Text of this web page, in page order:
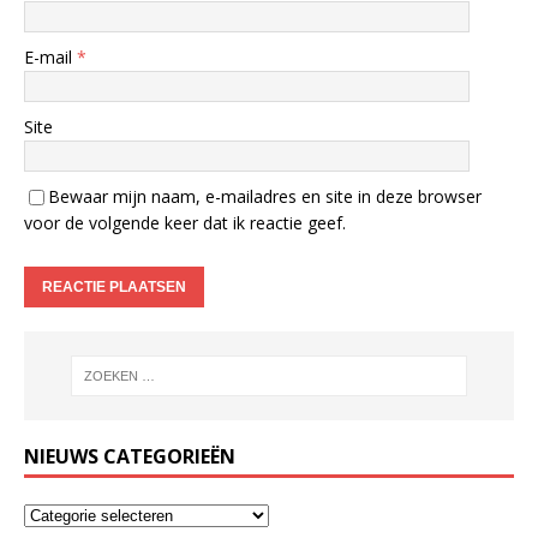
E-mail *
Site
Bewaar mijn naam, e-mailadres en site in deze browser
voor de volgende keer dat ik reactie geef.
NIEUWS CATEGORIEËN